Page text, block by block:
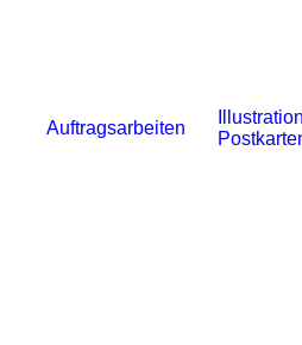
Auftragsarbeiten